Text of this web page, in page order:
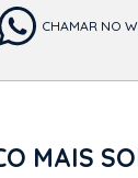
CHAMAR NO
MAIS